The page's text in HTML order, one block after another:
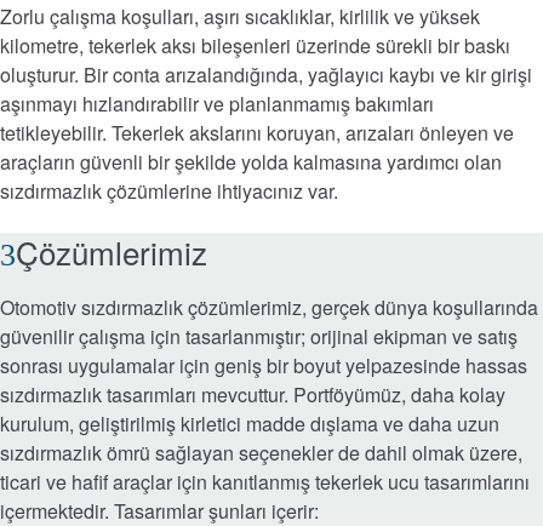
Ürünler
Mühendislik Rulman Çözümleri
Mounted Bearings
Roller Bearings
Ball Bearings
Precision Bearings
Plain Bearings
Zorlu çalışma koşulları, aşırı sıcaklıklar, kirlilik ve yüksek
kilometre, tekerlek aksı bileşenleri üzerinde sürekli bir baskı
oluşturur. Bir conta arızalandığında, yağlayıcı kaybı ve kir girişi
aşınmayı hızlandırabilir ve planlanmamış bakımları
tetikleyebilir. Tekerlek akslarını koruyan, arızaları önleyen ve
araçların güvenli bir şekilde yolda kalmasına yardımcı olan
sızdırmazlık çözümlerine ihtiyacınız var.
Çözümlerimiz
Otomotiv sızdırmazlık çözümlerimiz, gerçek dünya koşullarında
güvenilir çalışma için tasarlanmıştır; orijinal ekipman ve satış
sonrası uygulamalar için geniş bir boyut yelpazesinde hassas
sızdırmazlık tasarımları mevcuttur. Portföyümüz, daha kolay
kurulum, geliştirilmiş kirletici madde dışlama ve daha uzun
sızdırmazlık ömrü sağlayan seçenekler de dahil olmak üzere,
ticari ve hafif araçlar için kanıtlanmış tekerlek ucu tasarımlarını
içermektedir. Tasarımlar şunları içerir: